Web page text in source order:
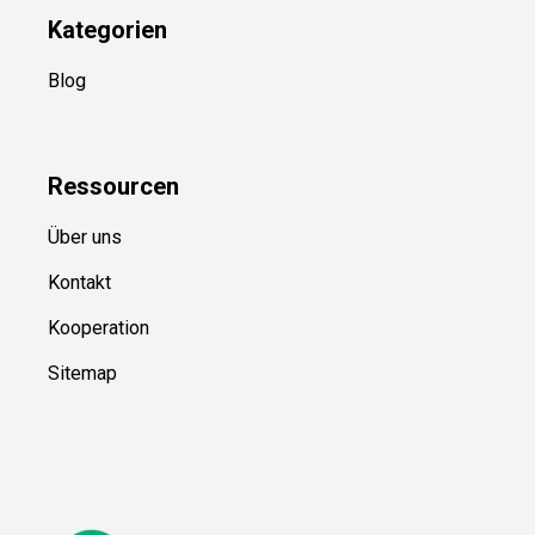
Kategorien
Blog
Ressourcen
Über uns
Kontakt
Kooperation
Sitemap